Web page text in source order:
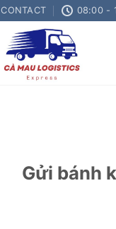
CONTACT 08:00 -
Gửi bánh